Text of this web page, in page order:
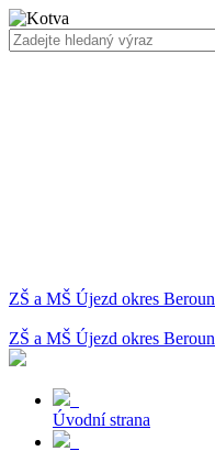
ZŠ a MŠ Újezd okres Beroun
ZŠ a MŠ Újezd okres Beroun
Úvodní strana